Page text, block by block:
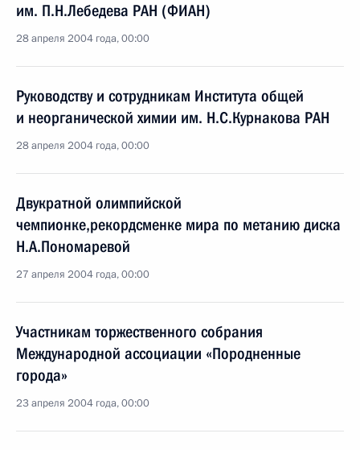
им. П.Н.Лебедева РАН (ФИАН)
28 апреля 2004 года, 00:00
Руководству и сотрудникам Института общей
и неорганической химии им. Н.С.Курнакова РАН
28 апреля 2004 года, 00:00
Двукратной олимпийской
чемпионке,рекордсменке мира по метанию диска
Н.А.Пономаревой
27 апреля 2004 года, 00:00
Участникам торжественного собрания
Международной ассоциации «Породненные
города»
23 апреля 2004 года, 00:00